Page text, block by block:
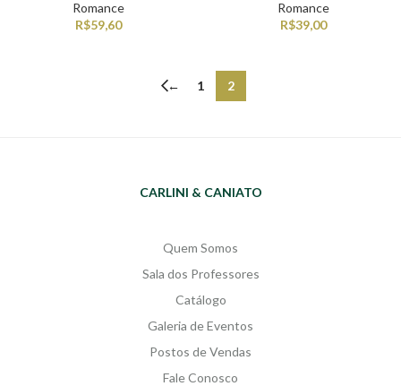
Romance
R$59,60
Romance
R$39,00
← 1 2
CARLINI & CANIATO
Quem Somos
Sala dos Professores
Catálogo
Galeria de Eventos
Postos de Vendas
Fale Conosco